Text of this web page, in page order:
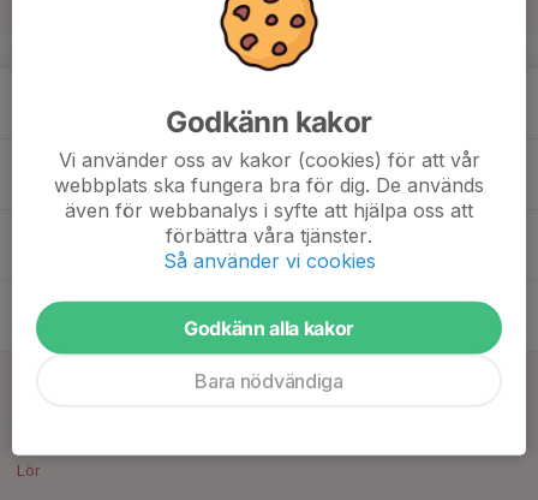
v.16
Tor
Lör
Godkänn kakor
Vi använder oss av kakor (cookies) för att vår
webbplats ska fungera bra för dig. De används
även för webbanalys i syfte att hjälpa oss att
förbättra våra tjänster.
Så använder vi cookies
Godkänn alla kakor
Bara nödvändiga